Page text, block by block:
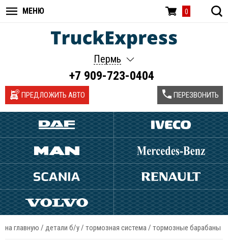
МЕНЮ 0
Пермь
+7 909-723-0404
ПРЕДЛОЖИТЬ АВТО
на главную / детали б/у/ тормозная система/ тормозные барабаны